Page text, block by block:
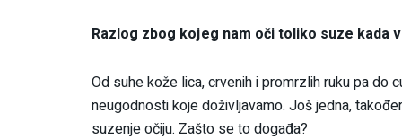
Razlog zbog kojeg nam oči toliko suze kada
Od suhe kože lica, crvenih i promrzlih ruku pa do
neugodnosti koje doživljavamo. Još jedna,
suzenje očiju. Zašto se to događa?